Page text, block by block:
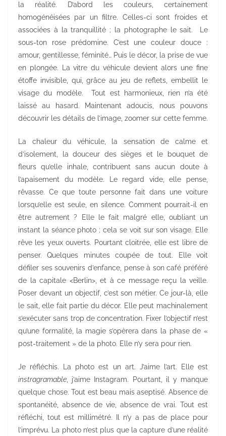
la réalité. D’abord les couleurs, certainement
homogénéisées par un filtre. Celles-ci sont froides et
associées à la tranquillité ; la photographe le sait. Le
sous-ton rose prédomine. C’est une couleur douce :
amour, gentillesse, féminité… Puis le décor, la prise de vue
en plongée. La vitre du véhicule devient alors une fine
étoffe invisible, qui, grâce au jeu de reflets, embellit le
visage du modèle. Tout est harmonieux, rien n’a été
laissé au hasard. Maintenant adoucis, nous pouvons
découvrir les détails de l’image, zoomer sur cette femme.
La chaleur du véhicule, la sensation de calme et
d’isolement, la douceur des sièges et le bouquet de
fleurs qu’elle inhale, contribuent sans aucun doute à
l’apaisement du modèle. Le regard vide, elle pense,
rêvasse. Ce que toute personne fait dans une voiture
lorsqu’elle est seule, en silence. Comment pourrait-il en
être autrement ? Elle le fait malgré elle, oubliant un
instant la séance photo ; cela se voit sur son visage. Elle
rêve les yeux ouverts. Pourtant cloitrée, elle est libre de
penser. Quelques minutes coupée de tout. Elle voit
défiler ses souvenirs d’enfance, pense à son café préféré
de la capitale <Berlin>, et à ce message reçu la veille.
Poser devant un objectif, c’est son métier. Ce jour-là, elle
le sait, elle fait partie du décor. Elle peut machinalement
s’exécuter sans trop de concentration. Fixer l’objectif n’est
qu’une formalité, la magie s’opèrera dans la phase de «
post-traitement » de la photo. Elle n’y sera pour rien.
Je réfléchis. La photo est un art. J’aime l’art. Elle est
instragramable , j’aime Instagram. Pourtant, il y manque
quelque chose. Tout est beau mais aseptisé. Absence de
spontanéité, absence de vie, absence de vrai. Tout est
réfléchi, tout est millimétré. Il n’y a pas de place pour
l’imprévu. La photo n’est plus que la capture d’une réalité